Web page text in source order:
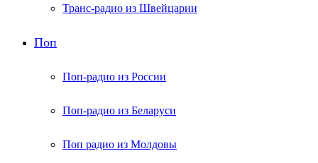
Транс-радио из Швейцарии
Поп
Поп-радио из России
Поп-радио из Беларуси
Поп радио из Молдовы